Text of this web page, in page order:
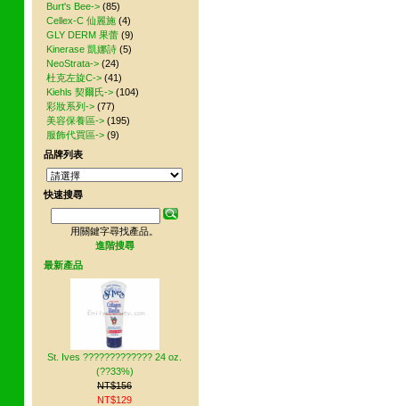
Burt's Bee-> (85)
Cellex-C 仙麗施 (4)
GLY DERM 果蕾 (9)
Kinerase 凱娜詩 (5)
NeoStrata-> (24)
杜克左旋C-> (41)
Kiehls 契爾氏-> (104)
彩妝系列-> (77)
美容保養區-> (195)
服飾代買區-> (9)
品牌列表
快速搜尋
用關鍵字尋找產品。
進階搜尋
最新產品
St. Ives ????????????? 24 oz.
(??33%)
NT$156
NT$129